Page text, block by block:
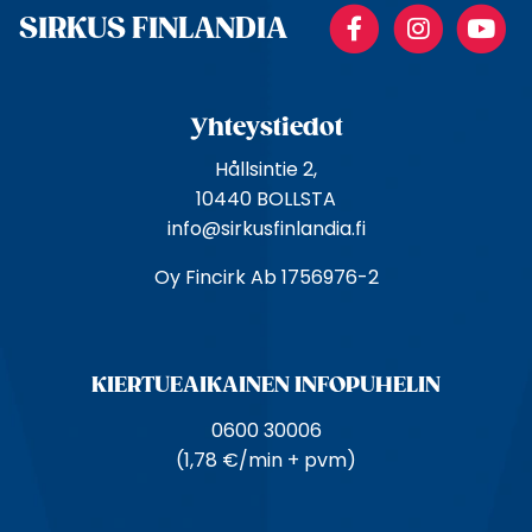
p
SIRKUS FINLANDIA Facebook
Yhteystiedot
Hållsintie 2,
10440 BOLLSTA
info@sirkusfinlandia.fi
Oy Fincirk Ab 1756976-2
KIERTUE­AIKAINEN INFOPUHELIN
0600 30006
(1,78 €/min + pvm)